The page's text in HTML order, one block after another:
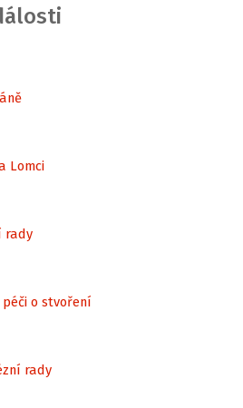
Lomci
rady
o stvoření
rady